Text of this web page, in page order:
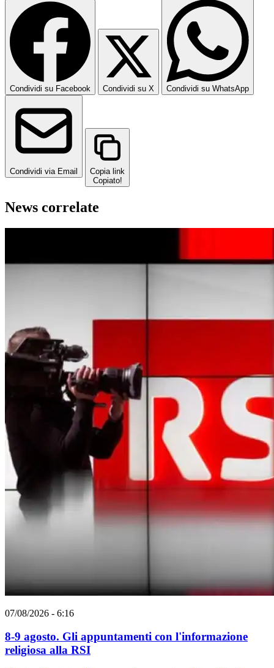
Condividi su Facebook Condividi su X Condividi su WhatsApp
Condividi via Email
Copia link
Copiato!
News correlate
07/08/2026 - 6:16
8-9 agosto. Gli appuntamenti con l'informazione
religiosa alla RSI